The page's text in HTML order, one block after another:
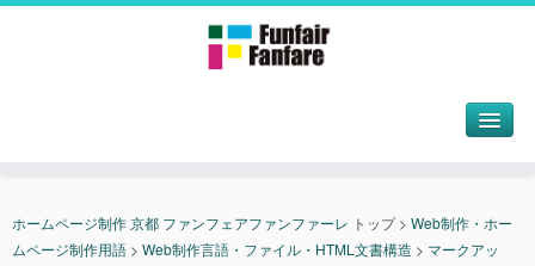
ホームページ制作 京都 ファンフェアファンファーレ トップ> Web制作・ホー
ムページ制作用語 > Web制作言語・ファイル・HTML文書構造 > マークアッ